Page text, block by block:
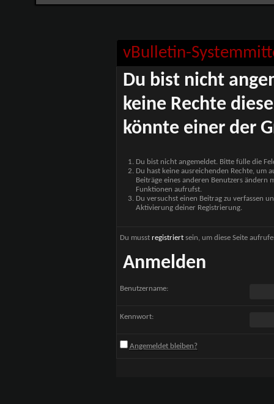
vBulletin-
Du bist nicht
keine Rechte
könnte einer der
Du bist nicht angemeldet. Bitte fülle die
Du hast keine ausreichenden Rechte, um
Beiträge eines anderen Benutzers
Funktionen aufrufst.
Du versuchst einen Beitrag zu verfassen
Aktivierung deiner Registrierung.
Du musst registriertsein, um diese Seite
Anmelden
Benutzername:
Kennwort:
Angemeldet bleiben?